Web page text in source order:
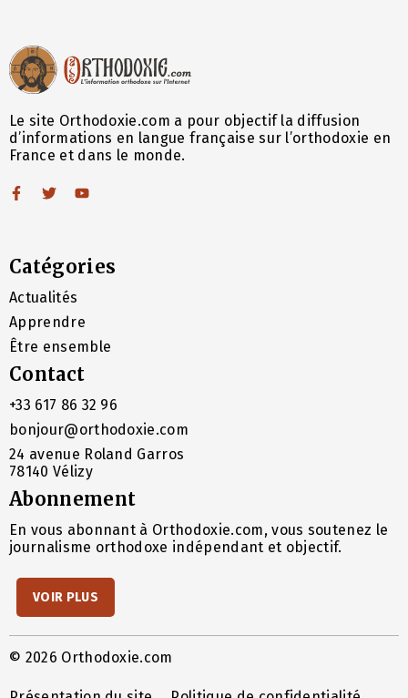
Le site Orthodoxie.com a pour objectif la diffusion
d’informations en langue française sur l’orthodoxie en
France et dans le monde.
Catégories
Actualités
Apprendre
Être ensemble
Contact
+33 617 86 32 96
bonjour@orthodoxie.com
24 avenue Roland Garros
78140 Vélizy
Abonnement
En vous abonnant à Orthodoxie.com, vous soutenez le
journalisme orthodoxe indépendant et objectif.
VOIR PLUS
© 2026 Orthodoxie.com